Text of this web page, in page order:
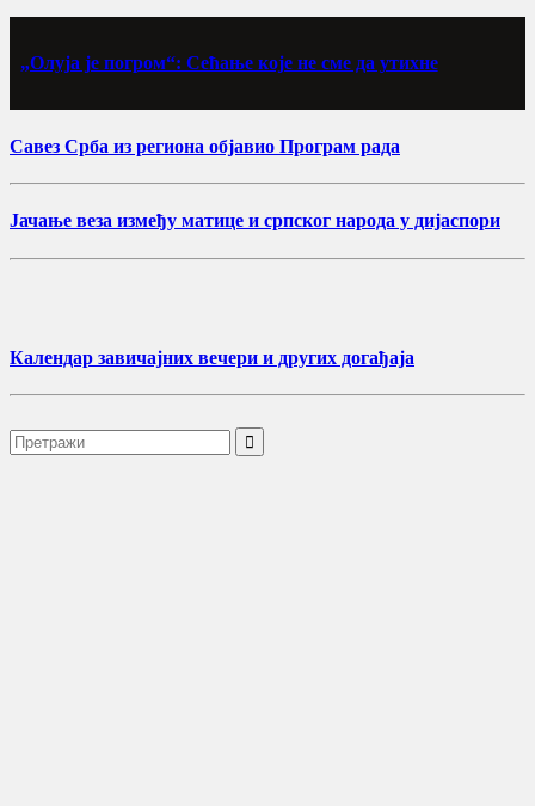
„Олуја је погром“: Сећање које не сме да утихне
Савез Срба из региона објавио Програм рада
Јачање веза између матице и српског народа у дијаспори
Календар завичајних вечери и других догађаја